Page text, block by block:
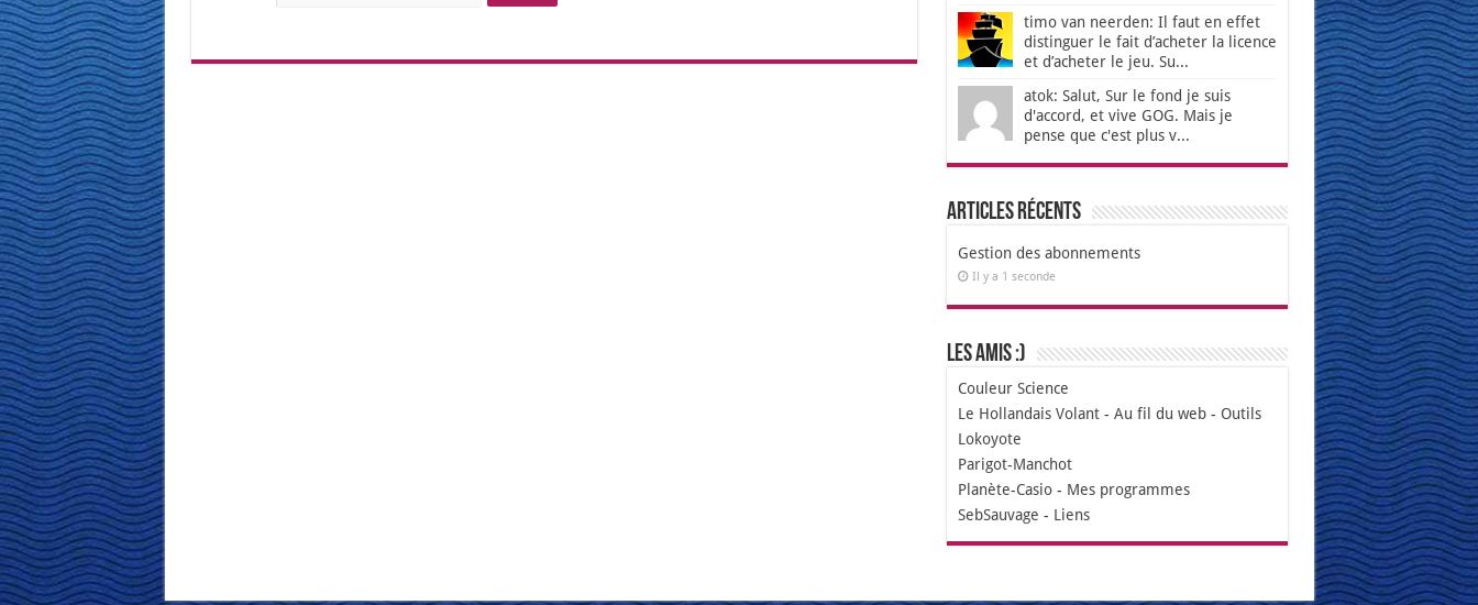
timo van neerden: Il faut en effet
distinguer le fait d’acheter la licence
et d’acheter le jeu. Su...
atok: Salut, Sur le fond je suis
d'accord, et vive GOG. Mais je
pense que c'est plus v...
Articles récents
Gestion des abonnements
Il y a 1 seconde
Les amis :)
Couleur Science
Le Hollandais Volant- Au fil du web- Outils
Lokoyote
Parigot-Manchot
Planète-Casio- Mes programmes
SebSauvage - Liens